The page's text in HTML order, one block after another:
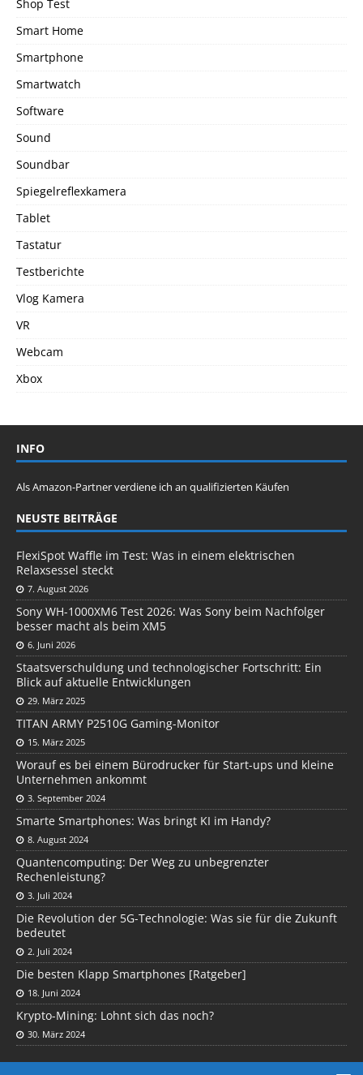
Shop Test
Smart Home
Smartphone
Smartwatch
Software
Sound
Soundbar
Spiegelreflexkamera
Tablet
Tastatur
Testberichte
Vlog Kamera
VR
Webcam
Xbox
INFO
Als Amazon-Partner verdiene ich an qualifizierten Käufen
NEUSTE BEITRÄGE
FlexiSpot Waffle im Test: Was in einem elektrischen
Relaxsessel steckt
7. August 2026
Sony WH-1000XM6 Test 2026: Was Sony beim Nachfolger
besser macht als beim XM5
6. Juni 2026
Staatsverschuldung und technologischer Fortschritt: Ein
Blick auf aktuelle Entwicklungen
29. März 2025
TITAN ARMY P2510G Gaming-Monitor
15. März 2025
Worauf es bei einem Bürodrucker für Start-ups und kleine
Unternehmen ankommt
3. September 2024
Smarte Smartphones: Was bringt KI im Handy?
8. August 2024
Quantencomputing: Der Weg zu unbegrenzter
Rechenleistung?
3. Juli 2024
Die Revolution der 5G-Technologie: Was sie für die Zukunft
bedeutet
2. Juli 2024
Die besten Klapp Smartphones [Ratgeber]
18. Juni 2024
Krypto-Mining: Lohnt sich das noch?
30. März 2024